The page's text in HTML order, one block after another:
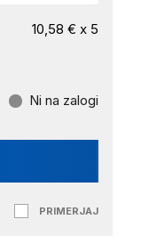
10,58 € x 5
Ni na zalogi
PRIMERJAJ